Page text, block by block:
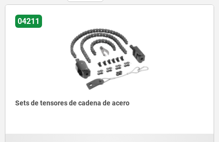
04211
Sets de tensores de cadena de acero